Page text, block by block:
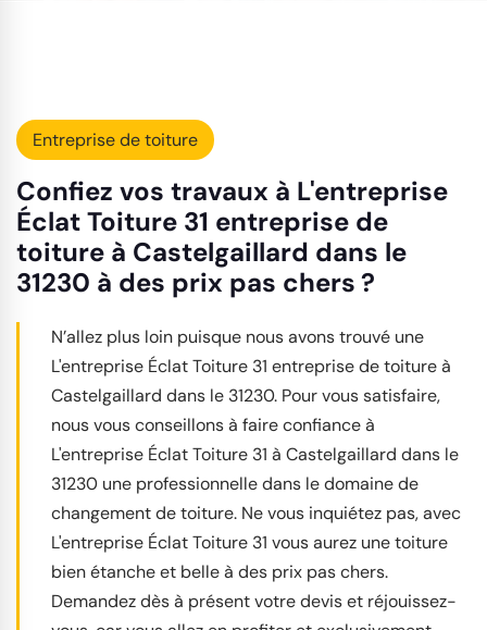
Entreprise de toiture
Confiez vos travaux à L'entreprise
Éclat Toiture 31 entreprise de
toiture à Castelgaillard dans le
31230 à des prix pas chers ?
N’allez plus loin puisque nous avons trouvé une
L'entreprise Éclat Toiture 31 entreprise de toiture à
Castelgaillard dans le 31230. Pour vous satisfaire,
nous vous conseillons à faire confiance à
L'entreprise Éclat Toiture 31 à Castelgaillard dans le
31230 une professionnelle dans le domaine de
changement de toiture. Ne vous inquiétez pas, avec
L'entreprise Éclat Toiture 31 vous aurez une toiture
bien étanche et belle à des prix pas chers.
Demandez dès à présent votre devis et réjouissez-